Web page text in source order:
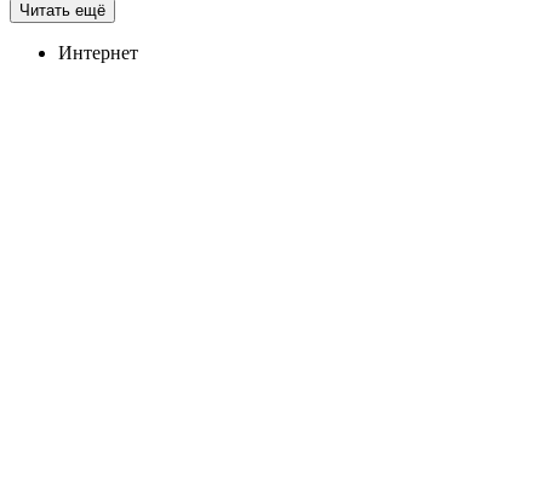
Читать ещё
Интернет